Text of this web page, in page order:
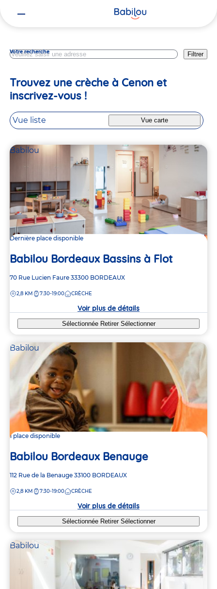
Votre recherche Filtrer
Trouvez une crèche à Cenon et
inscrivez-vous !
Vue liste Vue carte
Babilou
Dernière place disponible
Babilou Bordeaux Bassins à Flot
Adresse
la
70 Rue Lucien Faure 33300 BORDEAUX
DISTANCE
2,8 KM 7:30-19:00 CRÈCHE
Voir plus de détails
Sélectionnée Retirer Sélectionner
Babilou
1 place disponible
Babilou Bordeaux Benauge
Adresse
la
112 Rue de la Benauge 33100 BORDEAUX
DISTANCE
2,8 KM 7:30-19:00 CRÈCHE
Voir plus de détails
Sélectionnée Retirer Sélectionner
Babilou